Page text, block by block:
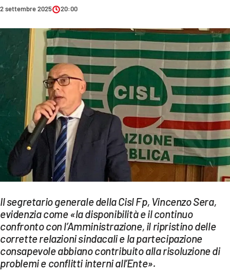
SANITÀ
AMBIENTE
SOCIETÀ
CULTURA
ECONOMIA E LAVORO
EVENTI
SPORT
Streaming
LAC NETWORK
LAC ONAIR
LaC
Network
2 settembre 2025 20:00
Il segretario generale della Cisl Fp, Vincenzo Sera,
evidenzia come «la disponibilità e il continuo
confronto con l’Amministrazione, il ripristino delle
corrette relazioni sindacali e la partecipazione
consapevole abbiano contribuito alla risoluzione di
problemi e conflitti interni all’Ente».